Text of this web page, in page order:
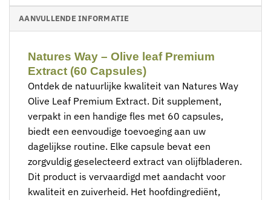
AANVULLENDE INFORMATIE
Natures Way – Olive leaf Premium
Extract (60 Capsules)
Ontdek de natuurlijke kwaliteit van Natures Way
Olive Leaf Premium Extract. Dit supplement,
verpakt in een handige fles met 60 capsules,
biedt een eenvoudige toevoeging aan uw
dagelijkse routine. Elke capsule bevat een
zorgvuldig geselecteerd extract van olijfbladeren.
Dit product is vervaardigd met aandacht voor
kwaliteit en zuiverheid. Het hoofdingrediënt,